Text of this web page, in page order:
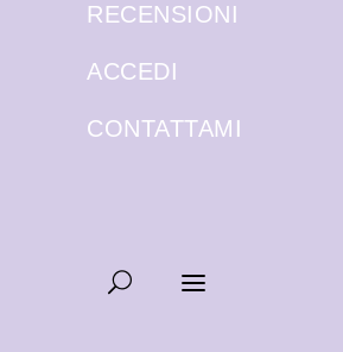
RECENSIONI
ACCEDI
CONTATTAMI